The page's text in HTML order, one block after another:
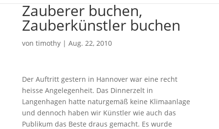
Zauberer buchen,
Zauberkünstler buchen
von timothy| Aug. 22, 2010
Der Auftritt gestern in Hannover war eine recht
heisse Angelegenheit. Das Dinnerzelt in
Langenhagen hatte naturgemäß keine Klimaanlage
und dennoch haben wir Künstler wie auch das
Publikum das Beste draus gemacht. Es wurde